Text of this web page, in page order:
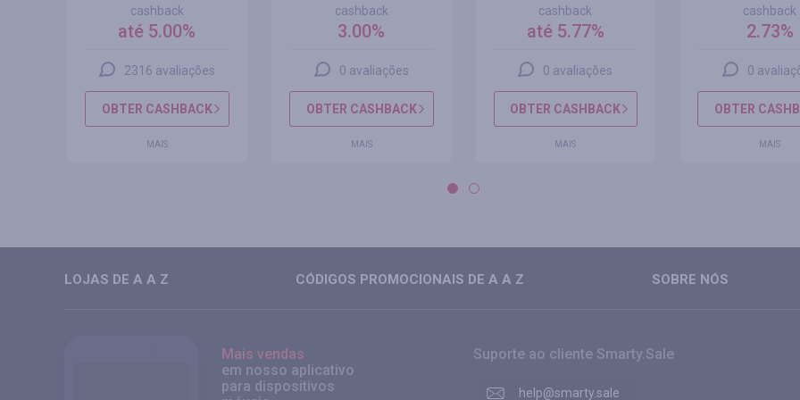
cashback
até 5.00%
2316 avaliações
OBTER CASHBACK
MAIS
cashback
3.00%
0 avaliações
OBTER CASHBACK
MAIS
cashback
até 5.77%
0 avaliações
OBTER CASHBACK
MAIS
cashback
2.73%
0
OBTER
MAIS
LOJAS DE A A Z CÓDIGOS PROMOCIONAIS DE A A Z SOBRE NÓS
Mais vendas
em nosso aplicativo
para dispositivos
Suporte ao cliente Smarty.Sale
help@smarty.sale